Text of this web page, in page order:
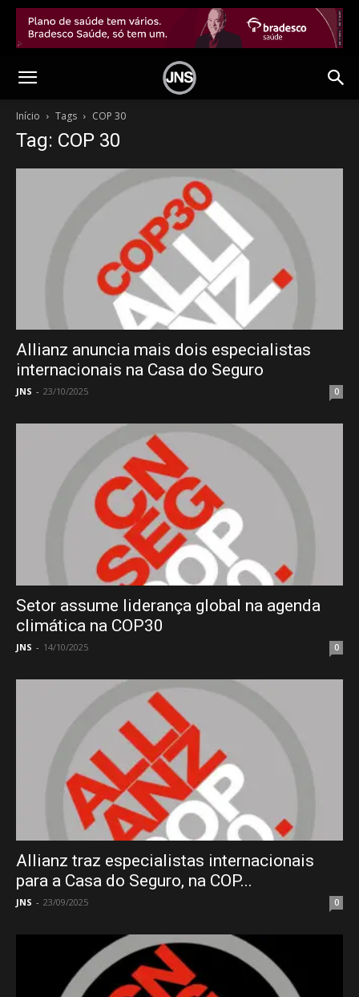
Início Tags COP 30
Tag: COP 30
Allianz anuncia mais dois especialistas
internacionais na Casa do Seguro
JNS - 23/10/2025 0
Setor assume liderança global na agenda
climática na COP30
JNS - 14/10/2025 0
Allianz traz especialistas internacionais
para a Casa do Seguro, na COP...
JNS - 23/09/2025 0